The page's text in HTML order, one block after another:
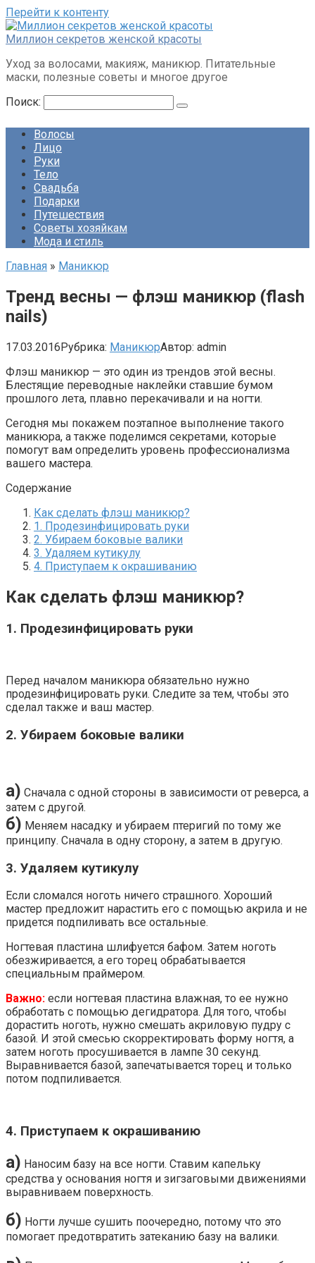
Перейти к контенту
Миллион секретов женской красоты
Уход за волосами, макияж, маникюр. Питательные
маски, полезные советы и многое другое
Поиск:
Волосы
Лицо
Руки
Тело
Свадьба
Подарки
Путешествия
Советы хозяйкам
Мода и стиль
Главная » Маникюр
Тренд весны — флэш маникюр (flash
nails)
17.03.2016Рубрика: МаникюрАвтор: admin
Флэш маникюр — это один из трендов этой весны.
Блестящие переводные наклейки ставшие бумом
прошлого лета, плавно перекачивали и на ногти.
Сегодня мы покажем поэтапное выполнение такого
маникюра, а также поделимся секретами, которые
помогут вам определить уровень профессионализма
вашего мастера.
Содержание
Как сделать флэш маникюр?
1. Продезинфицировать руки
2. Убираем боковые валики
3. Удаляем кутикулу
4. Приступаем к окрашиванию
Как сделать флэш маникюр?
1. Продезинфицировать руки
Перед началом маникюра обязательно нужно
продезинфицировать руки. Следите за тем, чтобы это
сделал также и ваш мастер.
2. Убираем боковые валики
а) Сначала с одной стороны в зависимости от реверса, а
затем с другой.
б) Меняем насадку и убираем птеригий по тому же
принципу. Сначала в одну сторону, а затем в другую.
3. Удаляем кутикулу
Если сломался ноготь ничего страшного. Хороший
мастер предложит нарастить его с помощью акрила и не
придется подпиливать все остальные.
Ногтевая пластина шлифуется бафом. Затем ноготь
обезжиривается, а его торец обрабатывается
специальным праймером.
Важно: если ногтевая пластина влажная, то ее нужно
обработать с помощью дегидратора. Для того, чтобы
дорастить ноготь, нужно смешать акриловую пудру с
базой. И этой смесью скорректировать форму ногтя, а
затем ноготь просушивается в лампе 30 секунд.
Выравнивается базой, запечатывается торец и только
потом подпиливается.
4. Приступаем к окрашиванию
а) Наносим базу на все ногти. Ставим капельку
средства у основания ногтя и зигзаговыми движениями
выравниваем поверхность.
б) Ногти лучше сушить поочередно, потому что это
помогает предотвратить затеканию базу на валики.